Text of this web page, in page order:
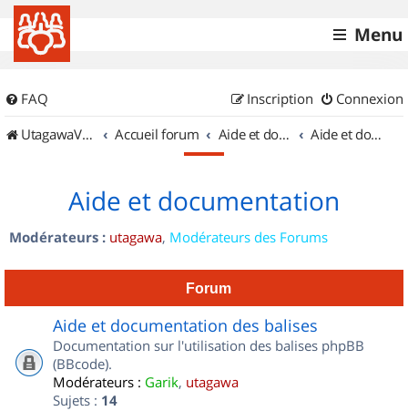
Menu
FAQ Connexion
Inscription
UtagawaVTT (Randos VTT et VTTAE avec traces GPS)
Accueil forum Aide et documentation Aide et documentation
Aide et documentation
Modérateurs : utagawa, Modérateurs des Forums
Forum
Aide et documentation des balises
Documentation sur l'utilisation des balises phpBB
(BBcode).
Modérateurs : Garik, utagawa
Sujets : 14